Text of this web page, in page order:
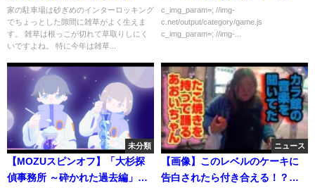
家の駐車場にまいてみました！
【庭】【駐車場】【除草剤】
【DAISO】【ガーデニング】
家の駐車場は砂ぎめのインターロッキング
でちょっとした隙間に雑草がよく生えま
す。 雑草は根っこが切れて草取りしにく
いですよね。 特に今年は雑草...
ｗｗｗｗｗ
c_img_param=; //img-
c.net/output/category/game.js
c_img_param=; //img-...
未分類
【MOZUスピンオフ】「大杉探
偵事務所 ～砕かれた過去編」香
ニュース
【画像】このレベルのケーキに
告白されたら付き合える！？ｗ